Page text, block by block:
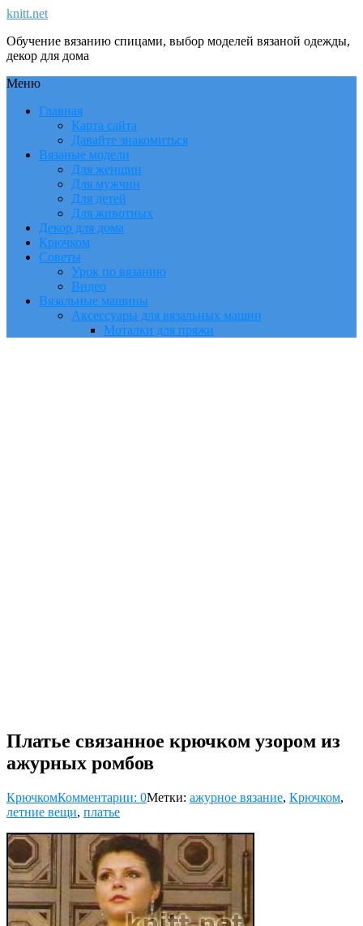
knitt.net
Обучение вязанию спицами, выбор моделей вязаной одежды,
декор для дома
Меню
Главная
Карта сайта
Давайте знакомиться
Вязаные модели
Для женщин
Для мужчин
Для детей
Для животных
Декор для дома
Крючком
Советы
Урок по вязанию
Видео
Вязальные машины
Аксессуары для вязальных машин
Моталки для пряжи
Платье связанное крючком узором из
ажурных ромбов
КрючкомКомментарии: 0Метки: ажурное вязание, Крючком,
летние вещи, платье